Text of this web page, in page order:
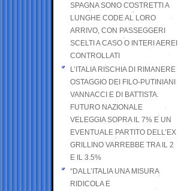
SPAGNA SONO COSTRETTI A
LUNGHE CODE AL LORO
ARRIVO, CON PASSEGGERI
SCELTI A CASO O INTERI AEREI
CONTROLLATI
L’ITALIA RISCHIA DI RIMANERE
OSTAGGIO DEI FILO-PUTINIANI
VANNACCI E DI BATTISTA.
FUTURO NAZIONALE
VELEGGIA SOPRA IL 7% E UN
EVENTUALE PARTITO DELL’EX
GRILLINO VARREBBE TRA IL 2
E IL 3.5%
“DALL’ITALIA UNA MISURA
RIDICOLA E